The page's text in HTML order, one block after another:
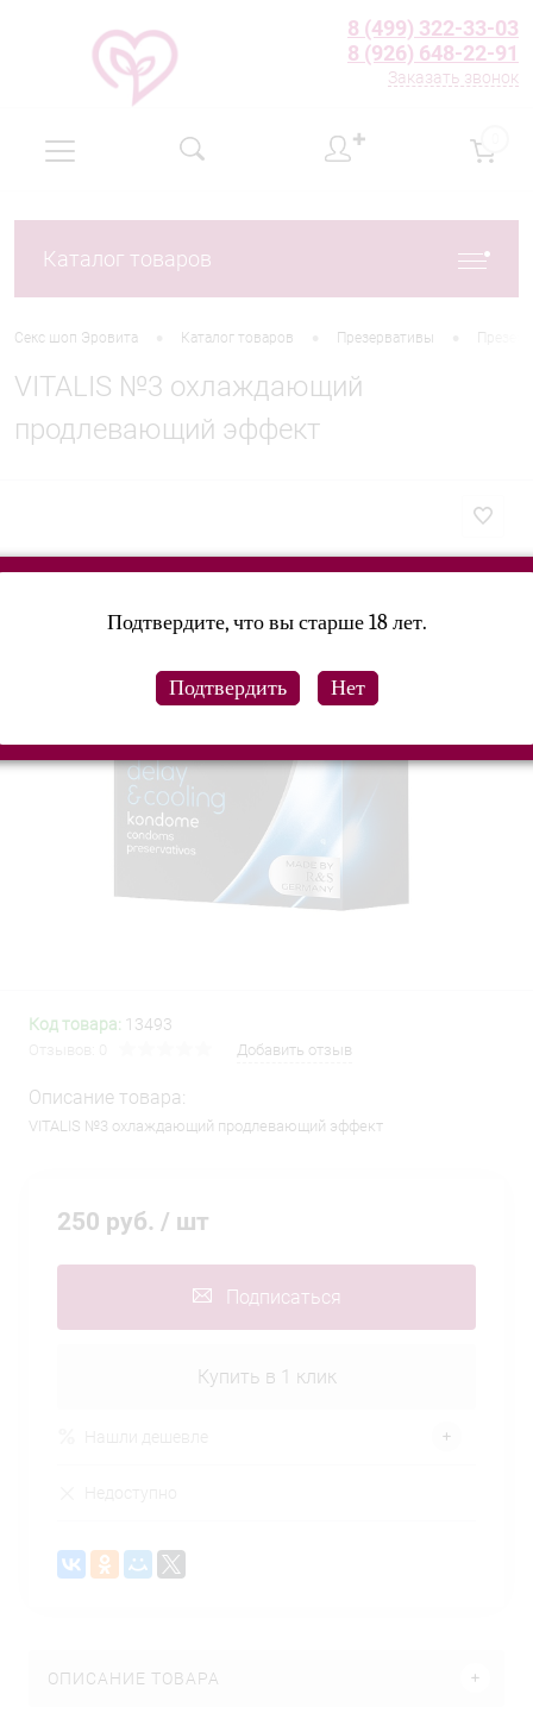
8 (499) 322-33-03
8 (926) 648-22-91
Заказать звонок
✚
Каталог товаров
Секс шоп Эровита Каталог товаров Презервативы
VITALIS №3 охлаждающий
продлевающий эффект
Код товара: 13493
Добавить отзыв
Описание товара:
VITALIS №3 охлаждающий продлевающий эффект
250 руб. / шт
Подписаться
Купить в 1 клик
ОПИСАНИЕ ТОВАРА
Подтвердите, что вы старше 18 лет.